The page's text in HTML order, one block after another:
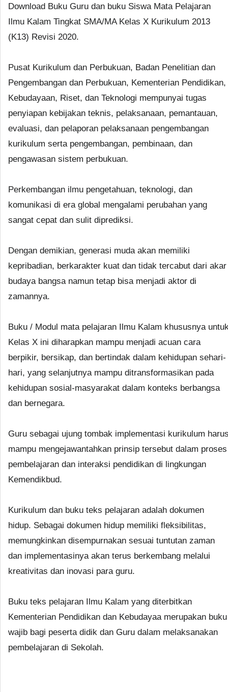
Download Buku Guru dan buku Siswa Mata Pelajaran
Ilmu Kalam Tingkat SMA/MA Kelas X Kurikulum 2013
(K13) Revisi 2020.
Pusat Kurikulum dan Perbukuan, Badan Penelitian dan
Pengembangan dan Perbukuan, Kementerian Pendidikan,
Kebudayaan, Riset, dan Teknologi mempunyai tugas
penyiapan kebijakan teknis, pelaksanaan, pemantauan,
evaluasi, dan pelaporan pelaksanaan pengembangan
kurikulum serta pengembangan, pembinaan, dan
pengawasan sistem perbukuan.
Perkembangan ilmu pengetahuan, teknologi, dan
komunikasi di era global mengalami perubahan yang
sangat cepat dan sulit diprediksi.
Dengan demikian, generasi muda akan memiliki
kepribadian, berkarakter kuat dan tidak tercabut dari akar
budaya bangsa namun tetap bisa menjadi aktor di
zamannya.
Buku / Modul mata pelajaran Ilmu Kalam khususnya
Kelas X ini diharapkan mampu menjadi acuan cara
berpikir, bersikap, dan bertindak dalam kehidupan sehari-
hari, yang selanjutnya mampu ditransformasikan pada
kehidupan sosial-masyarakat dalam konteks berbangsa
dan bernegara.
Guru sebagai ujung tombak implementasi kurikulum
mampu mengejawantahkan prinsip tersebut dalam proses
pembelajaran dan interaksi pendidikan di lingkungan
Kemendikbud.
Kurikulum dan buku teks pelajaran adalah dokumen
hidup. Sebagai dokumen hidup memiliki fleksibilitas,
memungkinkan disempurnakan sesuai tuntutan zaman
dan implementasinya akan terus berkembang melalui
kreativitas dan inovasi para guru.
Buku teks pelajaran Ilmu Kalam yang diterbitkan
Kementerian Pendidikan dan Kebudayaa merupakan buku
wajib bagi peserta didik dan Guru dalam melaksanakan
pembelajaran di Sekolah.